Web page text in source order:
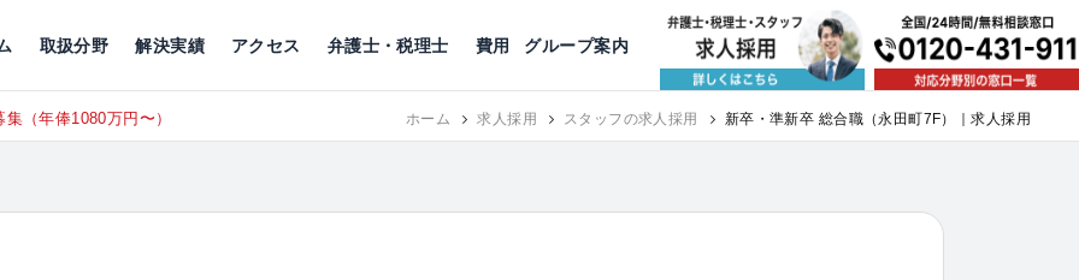
取扱分野
公益活動
解決実績 アクセス
京都 神戸 福岡
弁護士・税理士 費用 グループ案内
（年俸1080万円〜） RECRUIT 東京にて、相談予約スタッフ募集（月給38万以上）
ホーム 求人採用 スタッフの求人採用 新卒・準新卒 総合職（永田町7F）｜求人採用